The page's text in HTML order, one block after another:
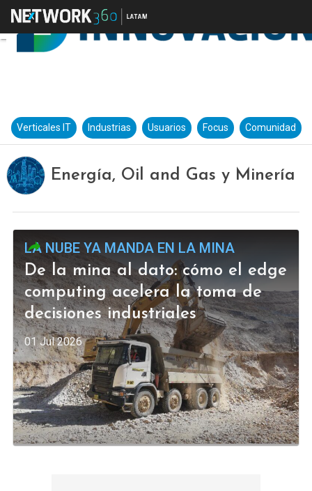
Verticales IT Industrias Usuarios Focus Comunidad
Energía, Oil and Gas y Minería
LA NUBE YA MANDA EN LA MINA
De la mina al dato: cómo el edge
computing acelera la toma de
decisiones industriales
01 Jul 2026